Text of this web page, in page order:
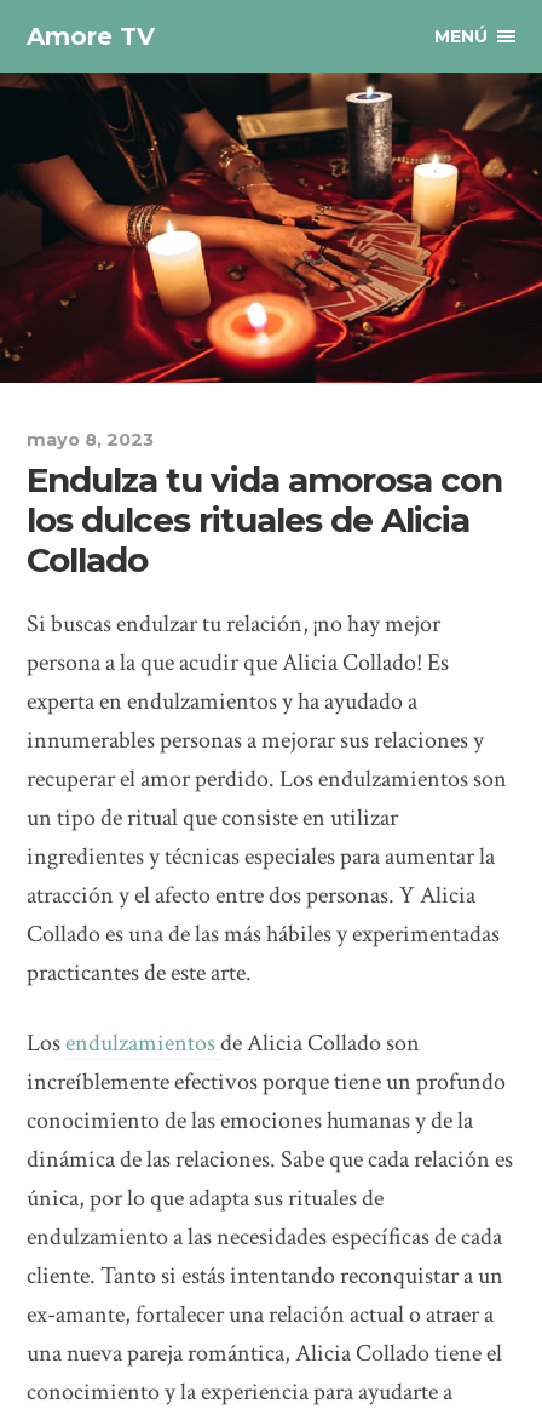
Amore TV MENÚ
mayo 8, 2023
Endulza tu vida amorosa con
los dulces rituales de Alicia
Collado
Si buscas endulzar tu relación, ¡no hay mejor
persona a la que acudir que Alicia Collado! Es
experta en endulzamientos y ha ayudado a
innumerables personas a mejorar sus relaciones y
recuperar el amor perdido. Los endulzamientos son
un tipo de ritual que consiste en utilizar
ingredientes y técnicas especiales para aumentar la
atracción y el afecto entre dos personas. Y Alicia
Collado es una de las más hábiles y experimentadas
practicantes de este arte.
Losendulzamientosde Alicia Collado son
increíblemente efectivos porque tiene un profundo
conocimiento de las emociones humanas y de la
dinámica de las relaciones. Sabe que cada relación es
única, por lo que adapta sus rituales de
endulzamiento a las necesidades específicas de cada
cliente. Tanto si estás intentando reconquistar a un
ex-amante, fortalecer una relación actual o atraer a
una nueva pareja romántica, Alicia Collado tiene el
conocimiento y la experiencia para ayudarte a